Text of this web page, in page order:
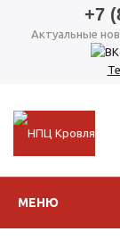
+7
Актуальные
МЕНЮ